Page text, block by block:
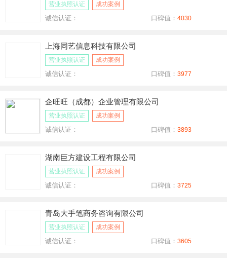
营业执照认证 成功案例
诚信认证： 口碑值：4030
上海同艺信息科技有限公司
营业执照认证 成功案例
诚信认证： 口碑值：3977
企旺旺（成都）企业管理有限公司
营业执照认证 成功案例
诚信认证： 口碑值：3893
湖南巨方建设工程有限公司
营业执照认证 成功案例
诚信认证： 口碑值：3725
青岛大手笔商务咨询有限公司
营业执照认证 成功案例
诚信认证： 口碑值：3605